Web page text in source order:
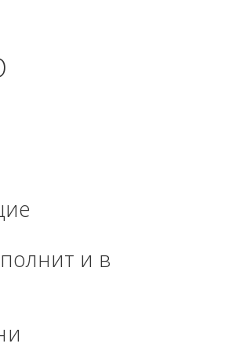
выполнит и в